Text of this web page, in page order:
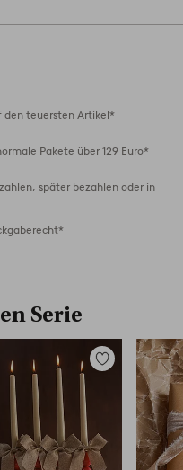
den teuersten Artikel*
Pakete über 129 Euro*
später bezahlen oder in
Serie
Zu
Favoriten
hinzufügen